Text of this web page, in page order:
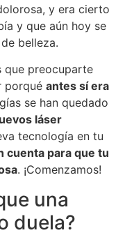
y era cierto
y que aún hoy se
belleza.
que preocuparte
porqué antes sí era
se han quedado
láser
tecnología en tu
cuenta para que tu
. ¡Comenzamos!
una
duela?